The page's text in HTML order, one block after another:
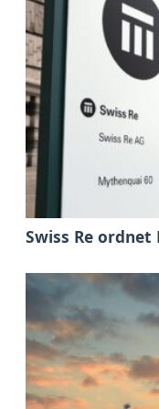
Swiss Re